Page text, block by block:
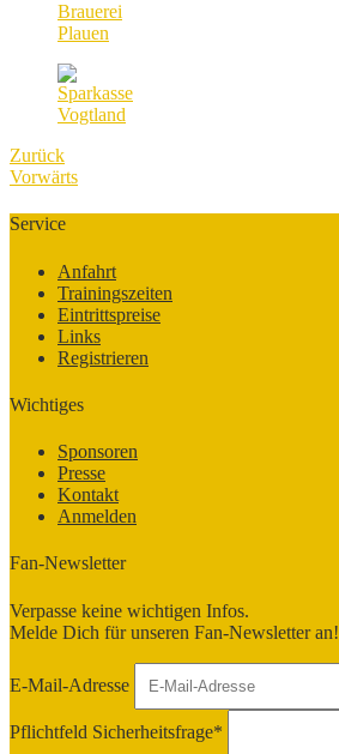
Zurück
Vorwärts
Service
Anfahrt
Trainingszeiten
Eintrittspreise
Links
Registrieren
Wichtiges
Sponsoren
Presse
Kontakt
Anmelden
Fan-Newsletter
Verpasse keine wichtigen Infos.
Melde Dich für unseren Fan-Newsletter an!
E-Mail-Adresse
Pflichtfeld Sicherheitsfrage*